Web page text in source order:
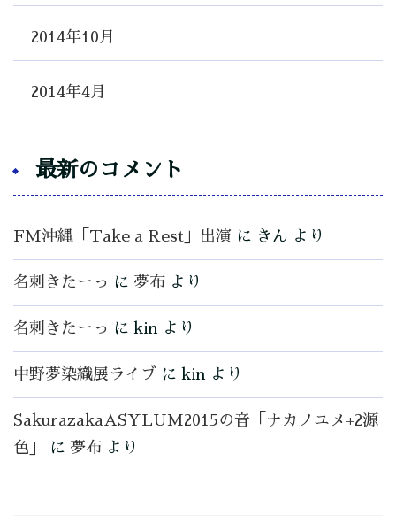
2014年10月
2014年4月
最新のコメント
FM沖縄「Take a Rest」出演 に きん より
名刺きたーっ に 夢布 より
名刺きたーっ に kin より
中野夢染織展ライブ に kin より
SakurazakaASYLUM2015の音「ナカノユメ+2源
色」
に 夢布 より